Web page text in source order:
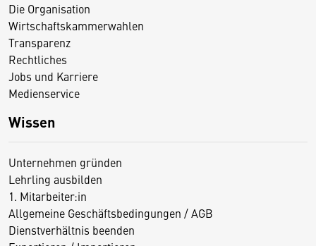
Die Organisation
Wirtschaftskammerwahlen
Transparenz
Rechtliches
Jobs und Karriere
Medienservice
Wissen
Unternehmen gründen
Lehrling ausbilden
1. Mitarbeiter:in
Allgemeine Geschäftsbedingungen / AGB
Dienstverhältnis beenden